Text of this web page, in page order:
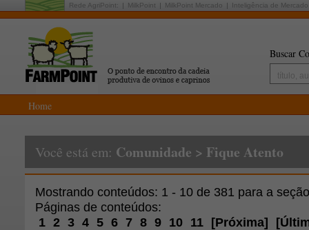
Rede AgriPoint: MilkPoint MilkPoint Mercado Inteligência de Mercado
Buscar
Home
Você está em: Comunidade > Fique Atento
Mostrando conteúdos: 1 - 10 de 381 para a
Páginas de conteúdos:
1 2 3 4 5 6 7 8 9 10 11 [Próxima] [